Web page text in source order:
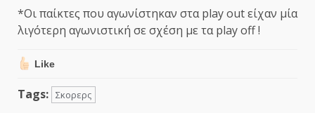
*Οι παίκτες που αγωνίστηκαν στα play out είχαν μία
λιγότερη αγωνιστική σε σχέση με τα play off !
Like
Tags: Σκορερς